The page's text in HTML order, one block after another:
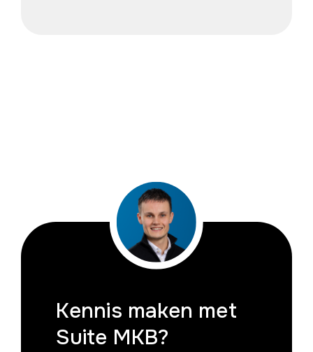
Kennis maken met
Suite MKB?